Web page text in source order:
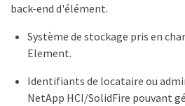
back-end d'élément.
Système de stockage pris en
Element.
Identifiants de locataire ou
NetApp HCI/SolidFire pouvant